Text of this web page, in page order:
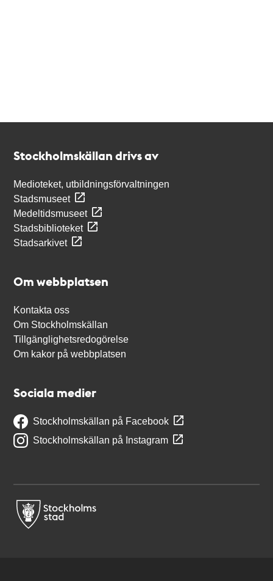
Stockholmskällan drivs av
Medioteket, utbildningsförvaltningen
Stadsmuseet
Medeltidsmuseet
Stadsbiblioteket
Stadsarkivet
Om webbplatsen
Kontakta oss
Om Stockholmskällan
Tillgänglighetsredogörelse
Om kakor på webbplatsen
Sociala medier
Stockholmskällan på Facebook
Stockholmskällan på Instagram